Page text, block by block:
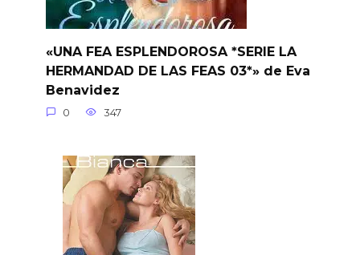
«UNA FEA ESPLENDOROSA *SERIE LA
HERMANDAD DE LAS FEAS 03*» de Eva
Benavidez
0 347